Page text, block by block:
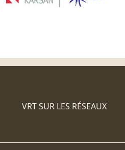
VRT SUR LES RÉSEAUX